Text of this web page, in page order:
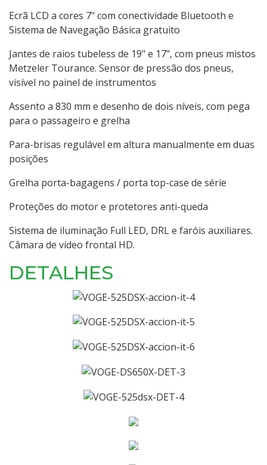
Ecrã LCD a cores 7" com conectividade Bluetooth e
Sistema de Navegação Básica gratuito
Jantes de raios tubeless de 19" e 17", com pneus mistos
Metzeler Tourance. Sensor de pressão dos pneus,
visível no painel de instrumentos
Assento a 830 mm e desenho de dois níveis, com pega
para o passageiro e grelha
Para-brisas regulável em altura manualmente em duas
posições
Grelha porta-bagagens / porta top-case de série
Proteções do motor e protetores anti-queda
Sistema de iluminação Full LED, DRL e faróis auxiliares.
Câmara de vídeo frontal HD.
DETALHES